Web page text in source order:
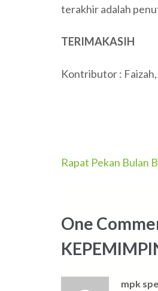
terakhir adalah
TERIMAKASIH
Kontributor : Faizah,
Navigasi
Rapat Pekan Bulan
One
mpk